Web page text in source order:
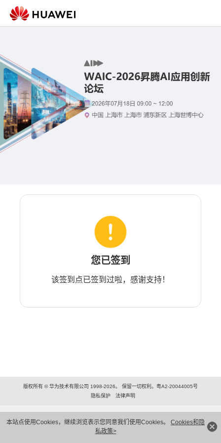
本站点使用Cookies，继续浏览表示您同意我们使用Cookies。 Cookies和隐
私政策>
您已签到
该签到点已签到过啦，感谢支持！
版权所有 © 华为技术有限公司 1998-2026。 保留一切权利。粤A2-20044005号
隐私保护
法律声明